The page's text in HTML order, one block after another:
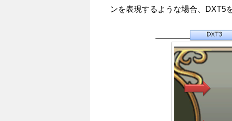
ンを表現するような場合、DXT5